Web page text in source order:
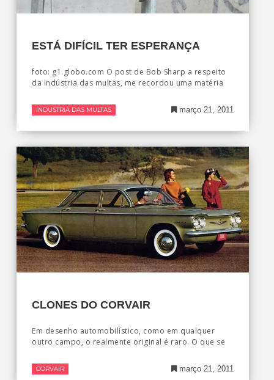
ESTÁ DIFÍCIL TER ESPERANÇA
foto: g1.globo.com O post de Bob Sharp a respeito
da indústria das multas, me recordou uma matéria
INDUSTRIA DAS MULTAS março 21, 2011
CLONES DO CORVAIR
Em desenho automobilístico, como em qualquer
outro campo, o realmente original é raro. O que se
CORVAIR março 21, 2011